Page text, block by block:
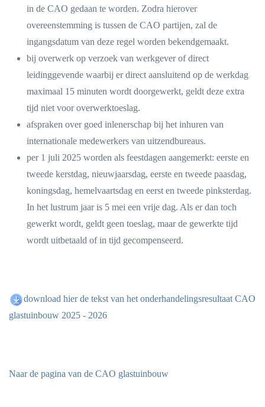
in de CAO gedaan te worden. Zodra hierover
overeenstemming is tussen de CAO partijen, zal de
ingangsdatum van deze regel worden bekendgemaakt.
bij overwerk op verzoek van werkgever of direct
leidinggevende waarbij er direct aansluitend op de werkdag
maximaal 15 minuten wordt doorgewerkt, geldt deze extra
tijd niet voor overwerktoeslag.
afspraken over goed inlenerschap bij het inhuren van
internationale medewerkers van uitzendbureaus.
per 1 juli 2025 worden als feestdagen aangemerkt: eerste en
tweede kerstdag, nieuwjaarsdag, eerste en tweede paasdag,
koningsdag, hemelvaartsdag en eerst en tweede pinksterdag.
In het lustrum jaar is 5 mei een vrije dag. Als er dan toch
gewerkt wordt, geldt geen toeslag, maar de gewerkte tijd
wordt uitbetaald of in tijd gecompenseerd.
download hier de tekst van het onderhandelingsresultaat CAO
glastuinbouw 2025 - 2026
Naar de pagina van de CAO glastuinbouw